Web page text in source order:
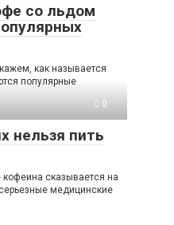
со льдом
как называется
популярные
0
нельзя пить
сказывается на
медицинские